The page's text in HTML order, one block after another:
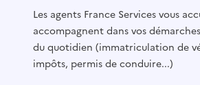
Les agents France Services vous
accompagnent dans vos
du quotidien (immatriculation de
impôts, permis de conduire...)